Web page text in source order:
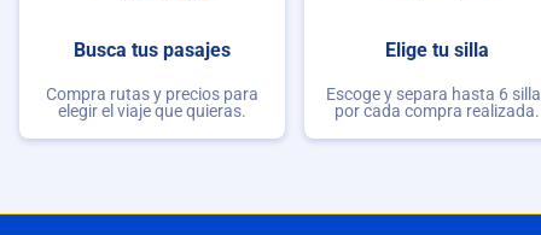
Busca tus pasajes
Compra rutas y precios para
elegir el viaje que quieras.
Elige tu silla
Escoge y separa hasta 6
por cada compra realizada.